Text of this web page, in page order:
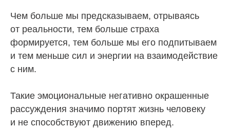
Чем больше мы предсказываем, отрываясь
от реальности, тем больше страха
формируется, тем больше мы его подпитываем
и тем меньше сил и энергии на взаимодействие
с ним.
Такие эмоциональные негативно окрашенные
рассуждения значимо портят жизнь человеку
и не способствуют движению вперед.